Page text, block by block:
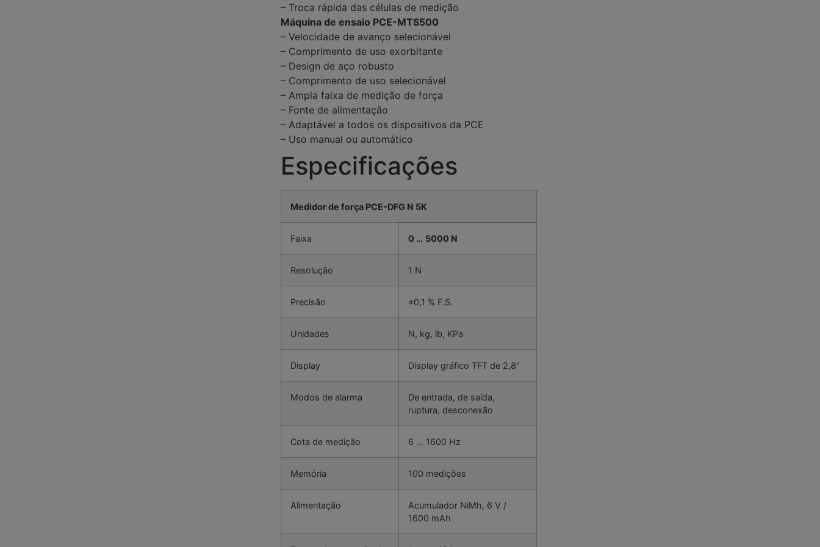
– Troca rápida das células de medição
Máquina de ensaio PCE-MTS500
– Velocidade de avanço selecionável
– Comprimento de uso exorbitante
– Design de aço robusto
– Comprimento de uso selecionável
– Ampla faixa de medição de força
– Fonte de alimentação
– Adaptável a todos os dispositivos da PCE
– Uso manual ou automático
Especificações
Medidor de força PCE-DFG N 5K
Faixa 0 … 5000 N
Resolução 1 N
Precisão ±0,1 % F.S.
Unidades N, kg, lb, KPa
Display Display gráfico TFT de 2,8″
Modos de alarma
De entrada, de saída,
ruptura, desconexão
Cota de medição 6 … 1600 Hz
Memória 100 medições
Alimentação
Acumulador NiMh, 6 V /
1600 mAh